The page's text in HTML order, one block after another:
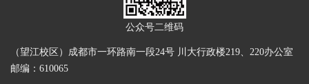
公众号二维码
（望江校区）成都市一环路南一段24号 川大行政楼219、220办公室
邮编：610065